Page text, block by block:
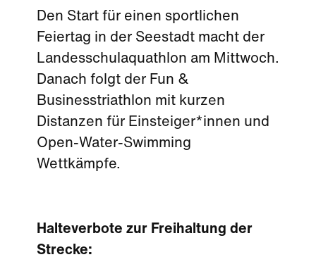
Den Start für einen sportlichen
Feiertag in der Seestadt macht der
Landesschulaquathlon am Mittwoch.
Danach folgt der Fun &
Businesstriathlon mit kurzen
Distanzen für Einsteiger*innen und
Open-Water-Swimming
Wettkämpfe.
Halteverbote zur Freihaltung der
Strecke: